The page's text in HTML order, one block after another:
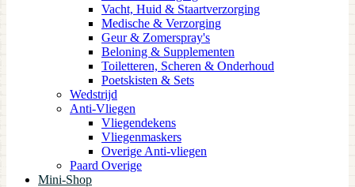
Vacht, Huid & Staartverzorging
Medische & Verzorging
Geur & Zomerspray's
Beloning & Supplementen
Toiletteren, Scheren & Onderhoud
Poetskisten & Sets
Wedstrijd
Anti-Vliegen
Vliegendekens
Vliegenmaskers
Overige Anti-vliegen
Paard Overige
Mini-Shop